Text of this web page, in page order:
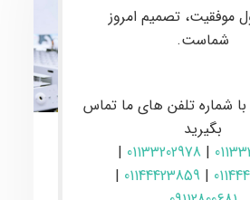
موفقیت، تصمیم امروز
شماست.
با شماره تلفن های ما تماس
بگیرید
|
01133202978
|
|
01144423859
|